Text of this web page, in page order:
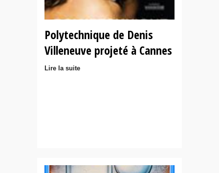
Polytechnique de Denis
Villeneuve projeté à Cannes
Lire la suite